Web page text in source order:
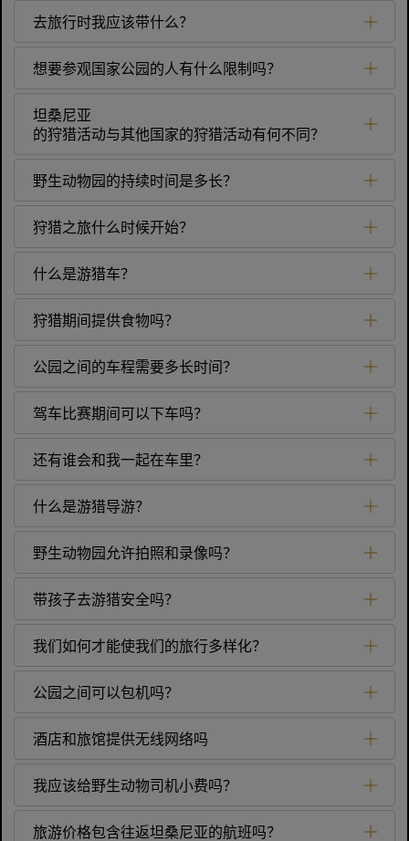
去旅行时我应该带什么？
想要参观国家公园的人有什么限制吗？
坦桑尼亚
的狩猎活动与其他国家的狩猎活动有何不同？
野生动物园的持续时间是多长？
狩猎之旅什么时候开始？
什么是游猎车？
狩猎期间提供食物吗？
公园之间的车程需要多长时间？
驾车比赛期间可以下车吗？
还有谁会和我一起在车里？
什么是游猎导游？
野生动物园允许拍照和录像吗？
带孩子去游猎安全吗？
我们如何才能使我们的旅行多样化？
公园之间可以包机吗？
酒店和旅馆提供无线网络吗
我应该给野生动物司机小费吗？
旅游价格包含往返坦桑尼亚的航班吗？